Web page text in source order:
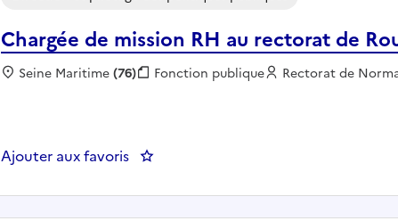
Chargée de mission RH au rectorat de
Localisation :
Seine Maritime(76) Fonction publique :
Fonction publique Employeur :
Rectorat de
Ajouter aux favoris : Chargée de mission RH au rectorat de